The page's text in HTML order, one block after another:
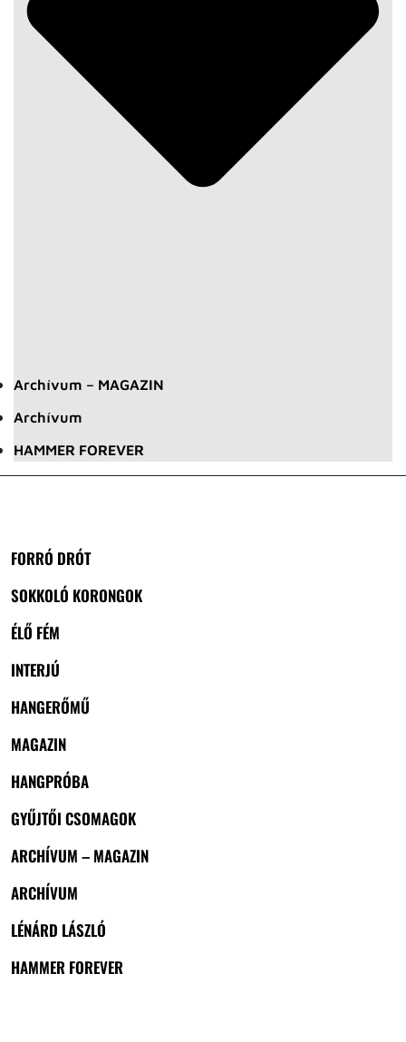
Archívum – MAGAZIN
Archívum
HAMMER FOREVER
FORRÓ DRÓT
SOKKOLÓ KORONGOK
ÉLŐ FÉM
INTERJÚ
HANGERŐMŰ
MAGAZIN
HANGPRÓBA
GYŰJTŐI CSOMAGOK
ARCHÍVUM – MAGAZIN
ARCHÍVUM
LÉNÁRD LÁSZLÓ
HAMMER FOREVER